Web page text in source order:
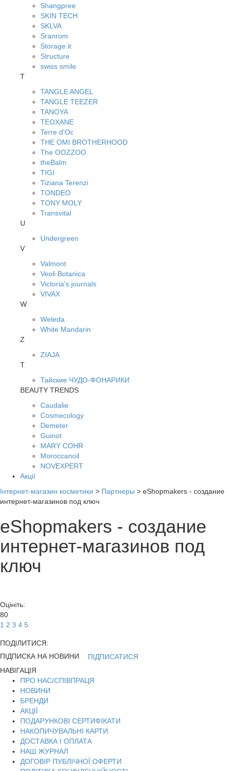
Shangpree
SKIN TECH
SKLVA
Sranrom
Storage.it
Structure
swiss smile
T
TANGLE ANGEL
TANGLE TEEZER
TANOYA
TEOXANE
Terre d'Oc
THE OMI BROTHERHOOD
The OOZZOO
theBalm
TIGI
Tiziana Terenzi
TONDEO
TONY MOLY
Transvital
U
Undergreen
V
Valmont
Veoli Botanica
Victoria's journals
VIVAX
W
Weleda
White Mandarin
Z
ZIAJA
Т
Тайские ЧУДО-ФОНАРИКИ
BEAUTY TRENDS
Caudalie
Cosmecology
Demeter
Guinot
MARY COHR
Moroccanoil
NOVEXPERT
Акції
Інтернет-магазин косметики > Партнеры > eShopmakers - создание
интернет-магазинов под ключ
eShopmakers - создание
интернет-магазинов под
ключ
Оцініть:
80
1 2 3 4 5
ПОДІЛИТИСЯ:
ПІДПИСКА НА НОВИНИ
ПІДПИСАТИСЯ
НАВІГАЦІЯ
ПРО НАС/СПІВПРАЦЯ
НОВИНИ
БРЕНДИ
АКЦІЇ
ПОДАРУНКОВІ СЕРТИФІКАТИ
НАКОПИЧУВАЛЬНІ КАРТИ
ДОСТАВКА І ОПЛАТА
НАШ ЖУРНАЛ
ДОГОВІР ПУБЛІЧНОЇ ОФЕРТИ